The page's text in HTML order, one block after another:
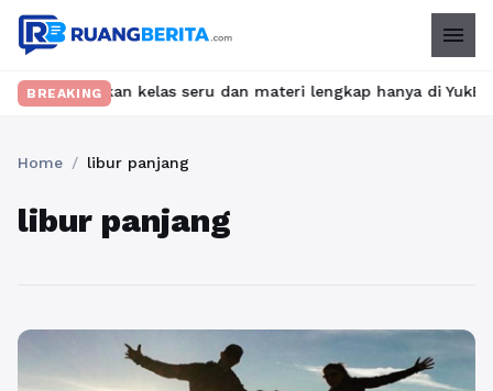
menu
BREAKINGkelas seru dan materi lengkap hanya di
Home / libur panjang
libur panjang